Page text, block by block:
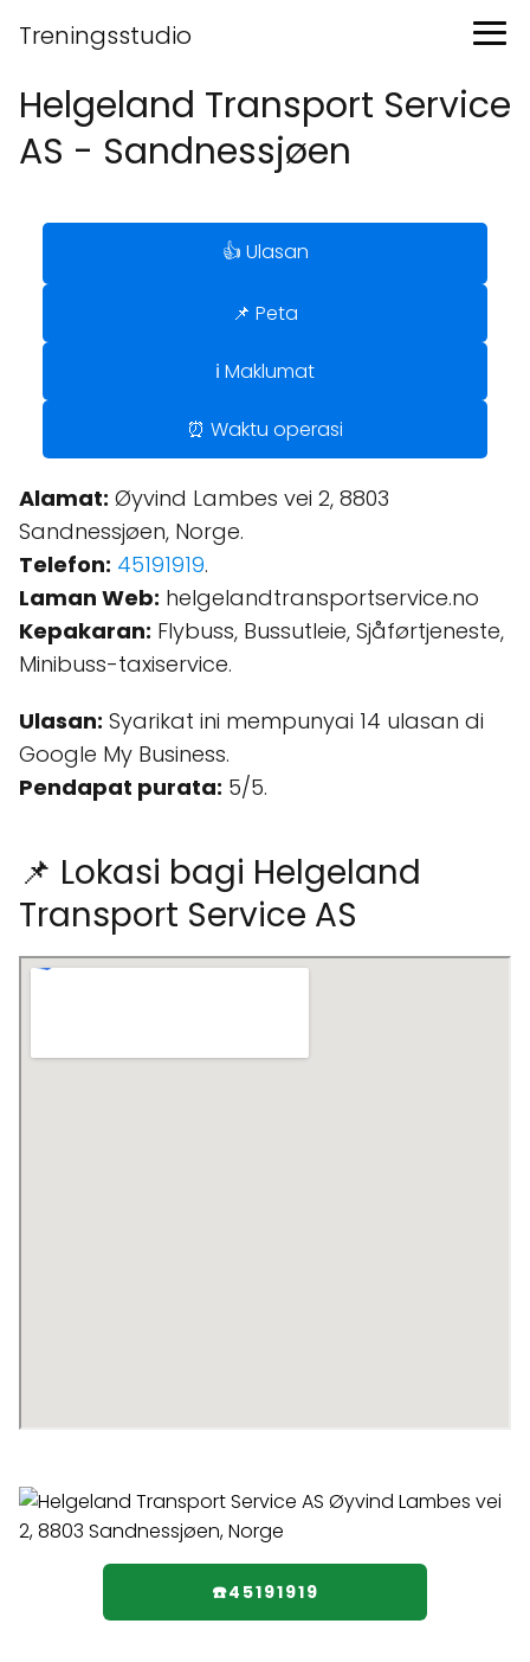
Treningsstudio
Helgeland Transport Service
AS - Sandnessjøen
👍 Ulasan
📌 Peta
ℹ️ Maklumat
⏰ Waktu operasi
Alamat: Øyvind Lambes vei 2, 8803
Sandnessjøen, Norge.
Telefon: 45191919.
Laman Web: helgelandtransportservice.no
Kepakaran: Flybuss, Bussutleie, Sjåførtjeneste,
Minibuss-taxiservice.
Ulasan: Syarikat ini mempunyai 14 ulasan di
Google My Business.
Pendapat purata: 5/5.
📌 Lokasi bagi Helgeland
Transport Service AS
☎️45191919